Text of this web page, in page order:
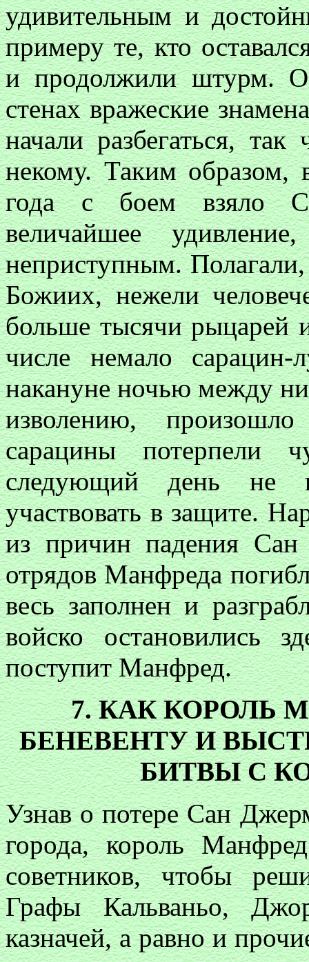
удивительным и
примеру те, кто
и продолжили штурм.
стенах вражеские
начали разбегаться,
некому. Таким образом,
года с боем взяло
величайшее
неприступным.
Божиих, нежели
больше тысячи рыцарей
числе немало
накануне ночью между
изволению,
сарацины потерпели
следующий день не
участвовать в защите.
из причин падения
отрядов Манфреда
весь заполнен и
войско остановились
поступит Манфред.
7. КАК КОРОЛЬ
БЕНЕВЕНТУ И
БИТВЫ С
Узнав о потере Сан
города, король
советников, чтобы
Графы Кальваньо,
казначей, а равно и